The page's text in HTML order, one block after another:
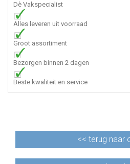
Dè Vakspecialist
Alles leveren uit voorraad
Groot assortiment
Bezorgen binnen 2 dagen
Beste kwaliteit en service
<< terug naar